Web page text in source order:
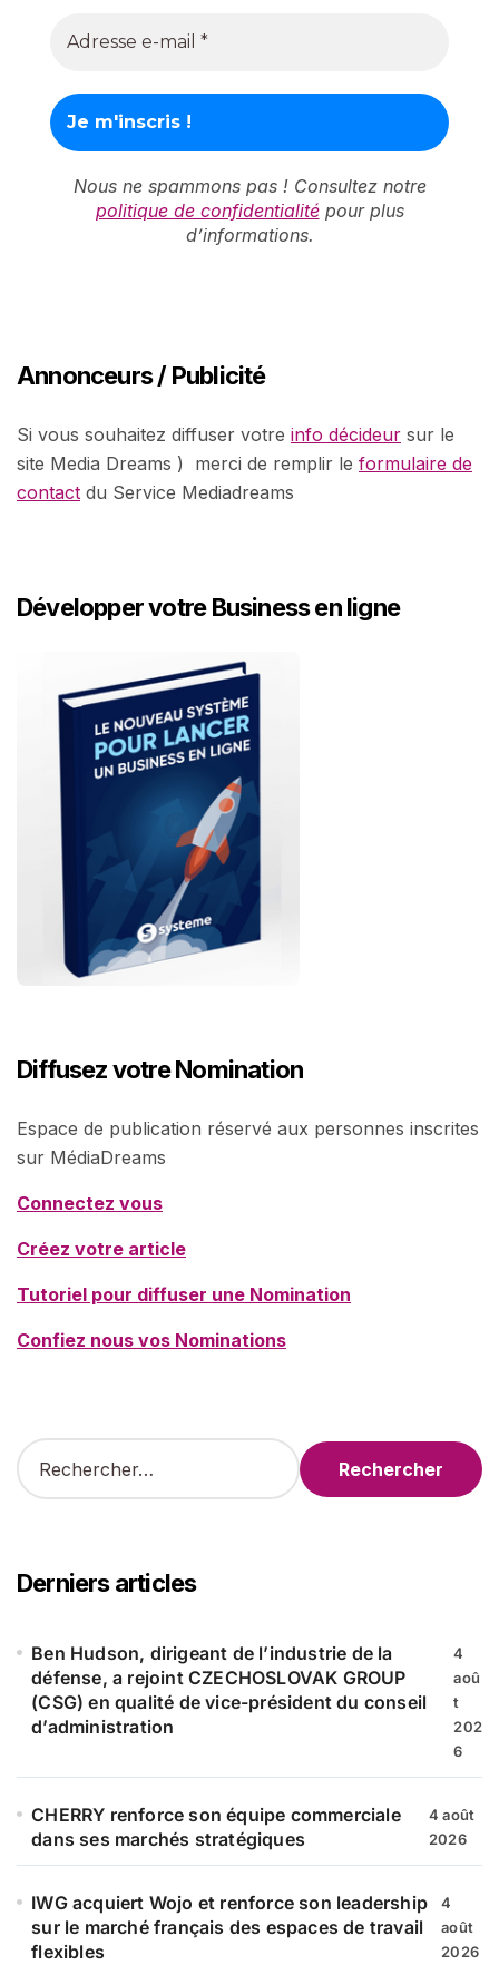
Nous ne spammons pas ! Consultez notre
politique de confidentialitépour plus
d’informations.
Annonceurs / Publicité
Si vous souhaitez diffuser votre info décideur sur le
site Media Dreams ) merci de remplir le formulaire de
contact du Service Mediadreams
Développer votre Business en ligne
Diffusez votre Nomination
Espace de publication réservé aux personnes inscrites
sur MédiaDreams
Connectez vous
Créez votre article
Tutoriel pour diffuser une Nomination
Confiez nous vos Nominations
R
e
r
c
e
Derniers articles
Ben Hudson, dirigeant de l’industrie de la
défense, a rejoint CZECHOSLOVAK GROUP
(CSG) en qualité de vice-président du conseil
d’administration
4
aoû
t
202
6
CHERRY renforce son équipe commerciale
dans ses marchés stratégiques
4 août
2026
IWG acquiert Wojo et renforce son leadership
sur le marché français des espaces de travail
flexibles
4
août
2026